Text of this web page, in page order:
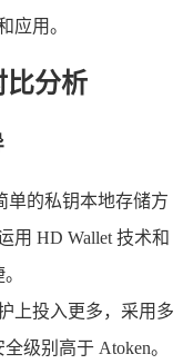
应用。
比分析
单的私钥本地存储方
用 HD Wallet 技术和
上投入更多，采用多
级别高于 Atoken。